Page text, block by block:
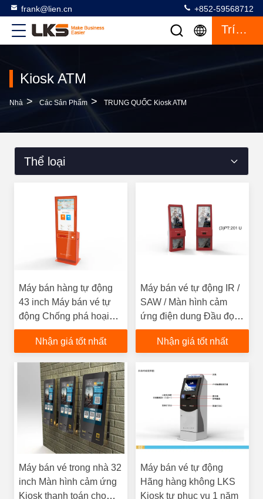
frank@lien.cn +852-59568712
Trích Dẫn
Kiosk ATM
Nhà > Các Sản Phẩm > TRUNG QUỐC Kiosk ATM
Thể loại
Máy bán hàng tự động
43 inch Máy bán vé tự
động Chống phá hoại
Bảo hành 1 năm
Nhận giá tốt nhất
Máy bán vé tự động IR /
SAW / Màn hình cảm
ứng điện dung Đầu đọc
thẻ RFID
Nhận giá tốt nhất
Máy bán vé trong nhà 32
inch Màn hình cảm ứng
Kiosk thanh toán cho
Máy bán vé tự động
Hãng hàng không LKS
Kiosk tự phục vụ 1 năm